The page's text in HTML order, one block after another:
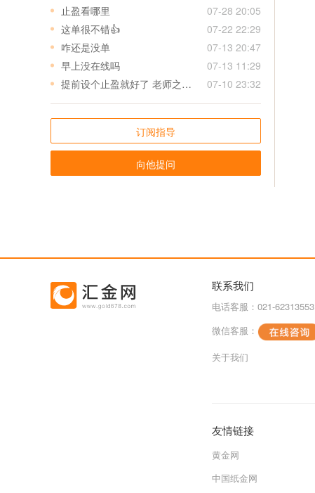
止盈看哪里
07-28 20:05
这单很不错👍
07-22 22:29
咋还是没单
07-13 20:47
早上没在线吗
07-13 11:29
提前设个止盈就好了 老师之后给单可以先给个止盈 特别是美盘 真是来不及
07-10 23:32
订阅指导
向他提问
联系我们
电话客服：021-62313553
微信客服：
关于我们
友情链接
黄金网
中国纸金网